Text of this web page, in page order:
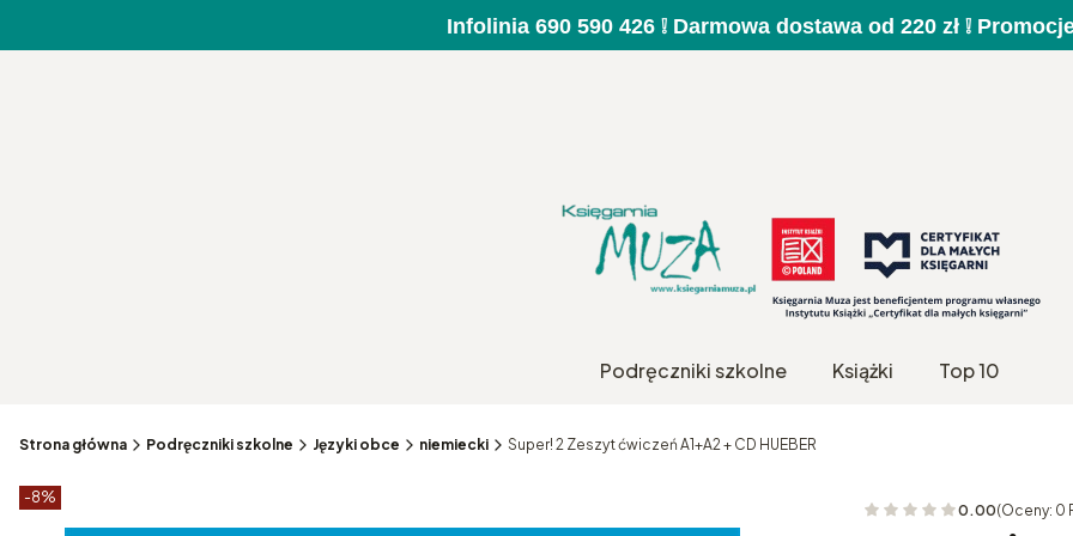
Infolinia 690 590 426 ❕ Darmowa dostawa od 220 zł ❕
Podręczniki szkolne Książki Top 10
Strona główna Podręczniki szkolne Języki obce niemiecki Super! 2 Zeszyt ćwiczeń A1+A2 + CD HUEBER
Etykiety produktu
-8%
0.00(Oceny: 0